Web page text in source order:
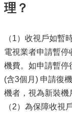
理？
（1）收視戶如暫
電視業者申請暫停
機費。如申請暫停
(含3個月) 申請復
機者，視為新裝機
（2）為保障收視